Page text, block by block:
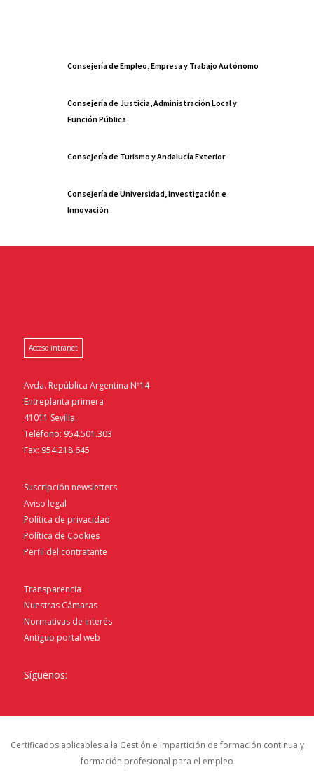
Consejería de Empleo, Empresa y Trabajo Autónomo
Consejería de Justicia, Administración Local y
Función Pública
Consejería de Turismo y Andalucía Exterior
Consejería de Universidad, Investigación e
Innovación
Acceso intranet
Avda. República Argentina Nº14
Entreplanta primera
41011 Sevilla.
Teléfono: 954.501.303
Fax: 954.218.645
Suscripción newsletters
Aviso legal
Política de privacidad
Política de Cookies
Perfil del contratante
Transparencia
Nuestras Cámaras
Normativas de interés
Antiguo portal web
Síguenos:
Certificados aplicables a la Gestión e impartición de formación continua y
formación profesional para el empleo